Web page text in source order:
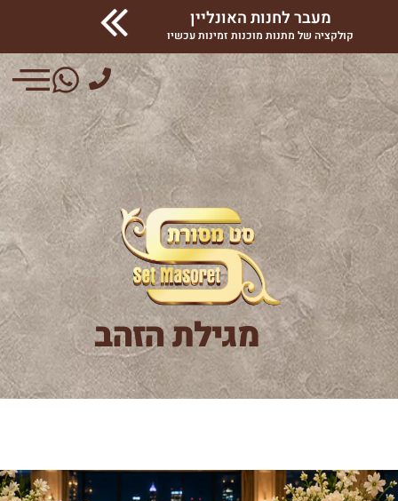
מעבר לחנות האונליין
קולקציה של מתנות מוכנות זמינות עכשיו
מגילת הזהב